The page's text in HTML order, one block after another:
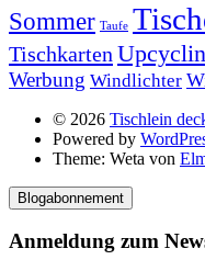
Sommer Taufe
Tischkarten
Werbung Windlichter
© 2026 Tischlein
Powered by
Theme: Weta von
Blogabonnement
Anmeldung zum